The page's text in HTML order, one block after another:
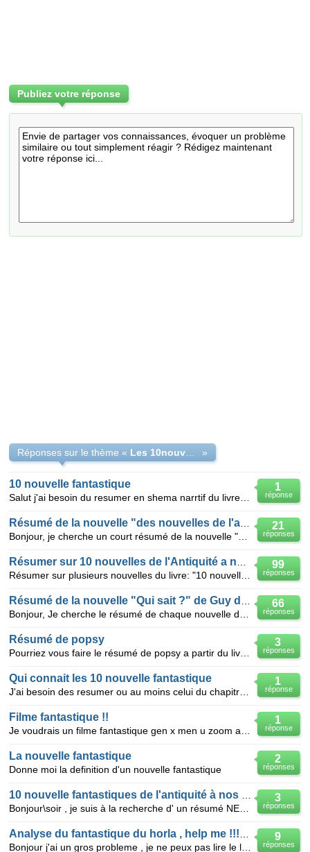
Publiez votre réponse
Réponses sur le thème « »
1
réponse
10 nouvelle fantastique
21
réponses
99
réponses
66
réponses
3
réponses
Résumé de popsy
1
réponse
Qui connait les 10 nouvelle fantastique
1
réponse
Filme fantastique !!
2
réponses
La nouvelle fantastique
Donne moi la definition d'un nouvelle fantastique
3
réponses
9
réponses